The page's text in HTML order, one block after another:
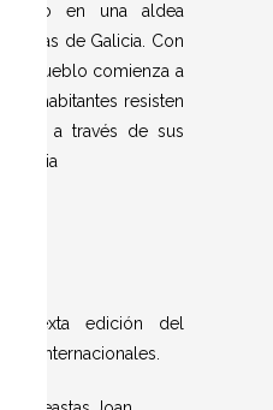
en una aldea
de Galicia. Con
del pueblo comienza a
habitantes resisten
rural a través de sus
sexta edición del
internacionales.